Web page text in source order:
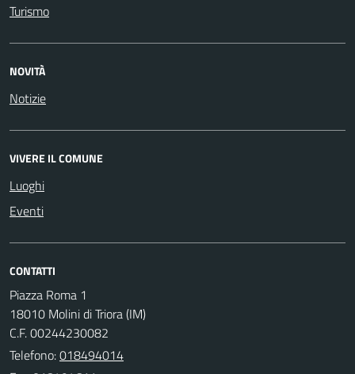
Turismo
NOVITÀ
Notizie
VIVERE IL COMUNE
Luoghi
Eventi
CONTATTI
Piazza Roma 1
18010 Molini di Triora (IM)
C.F. 00244230082
Telefono:018494014